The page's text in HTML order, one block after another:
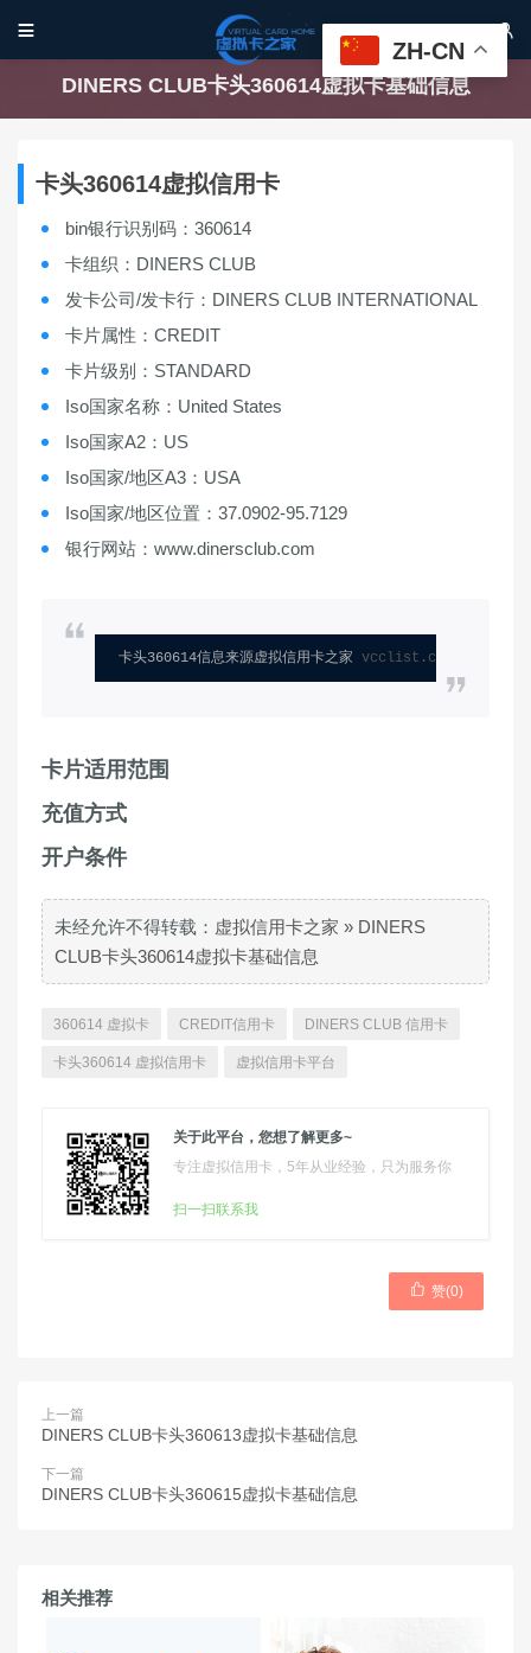
 
DINERS CLUB卡头360614虚拟卡基础信息
卡头360614虚拟信用卡
bin银行识别码：360614
卡组织：DINERS CLUB
发卡公司/发卡行：DINERS CLUB INTERNATIONAL
卡片属性：CREDIT
卡片级别：STANDARD
Iso国家名称：United States
Iso国家A2：US
Iso国家/地区A3：USA
Iso国家/地区位置：37.0902-95.7129
银行网站：www.dinersclub.com
卡头360614信息来源虚拟信用卡之家 vcclist.com
卡片适用范围
充值方式
开户条件
未经允许不得转载： 虚拟信用卡之家 » DINERS
CLUB卡头360614虚拟卡基础信息
360614 虚拟卡 CREDIT信用卡 DINERS CLUB 信用卡
卡头360614 虚拟信用卡 虚拟信用卡平台
关于此平台，您想了解更多~
专注虚拟信用卡，5年从业经验，只为服务你
扫一扫联系我
 赞(0)
上一篇
DINERS CLUB卡头360613虚拟卡基础信息
下一篇
DINERS CLUB卡头360615虚拟卡基础信息
相关推荐
ZH-CN